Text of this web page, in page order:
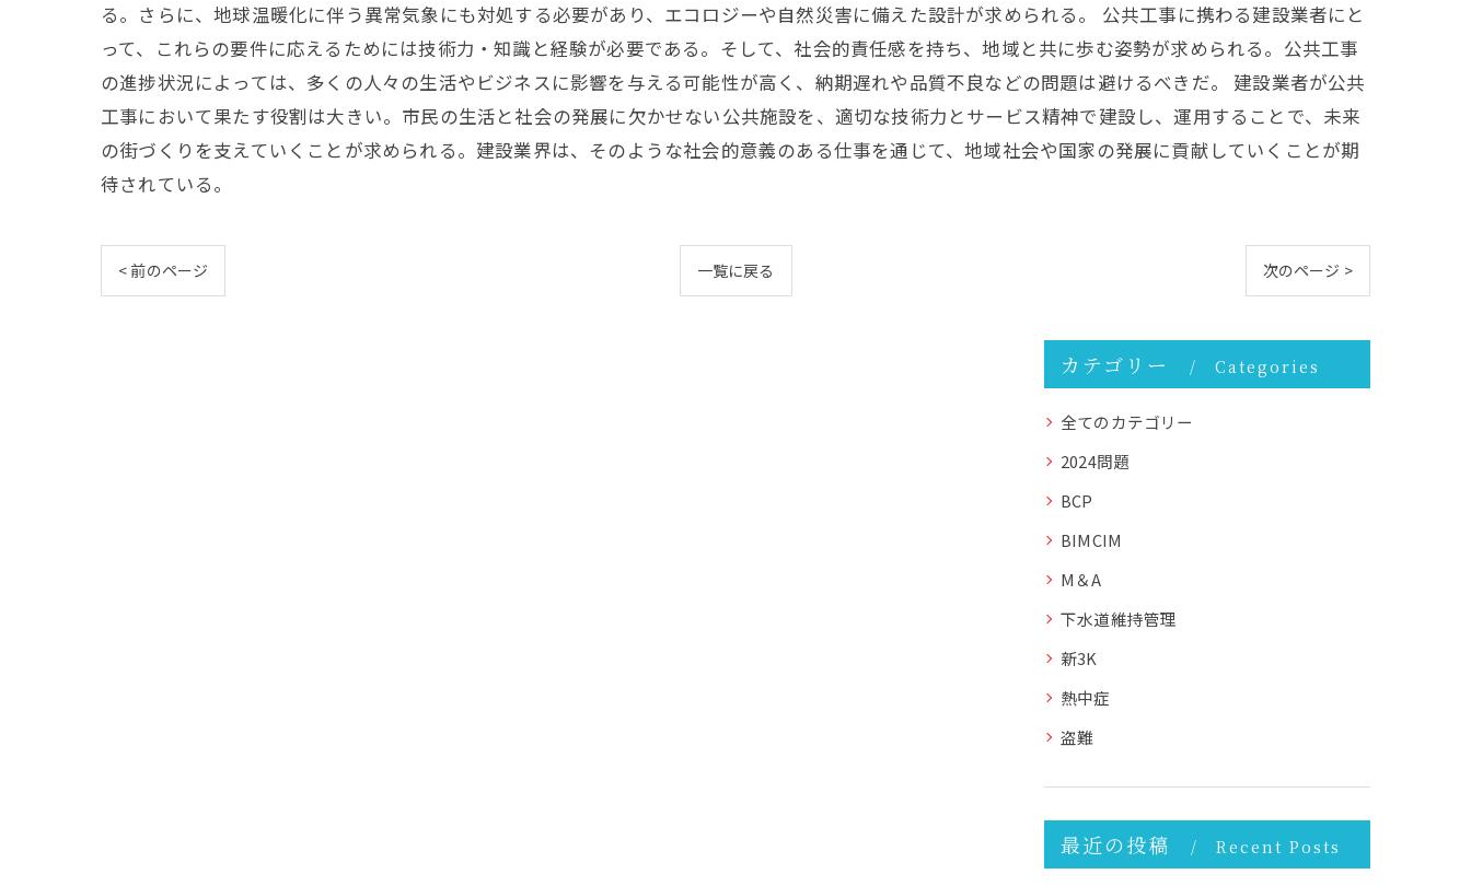
る。さらに、地球温暖化に伴う異常気象にも対処する必要があり、エコロジーや自然災害に備えた設計が求められる。 公共工事に携わる建設業者にと
って、これらの要件に応えるためには技術力・知識と経験が必要である。そして、社会的責任感を持ち、地域と共に歩む姿勢が求められる。公共工事
の進捗状況によっては、多くの人々の生活やビジネスに影響を与える可能性が高く、納期遅れや品質不良などの問題は避けるべきだ。 建設業者が公共
工事において果たす役割は大きい。市民の生活と社会の発展に欠かせない公共施設を、適切な技術力とサービス精神で建設し、運用することで、未来
の街づくりを支えていくことが求められる。建設業界は、そのような社会的意義のある仕事を通じて、地域社会や国家の発展に貢献していくことが期
待されている。
< 前のページ 一覧に戻る 次のページ >
カテゴリー Categories
全てのカテゴリー
2024問題
BCP
BIMCIM
M＆A
下水道維持管理
新3K
熱中症
盗難
最近の投稿 Recent Posts